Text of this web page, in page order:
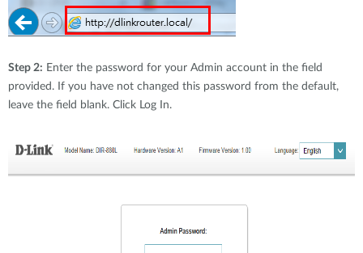
Step 2: Enter the password for your Admin account in the field
provided. If you have not changed this password from the default,
leave the field blank. Click Log In.